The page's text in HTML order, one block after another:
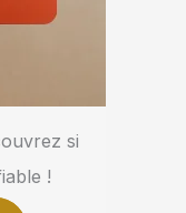
si
!